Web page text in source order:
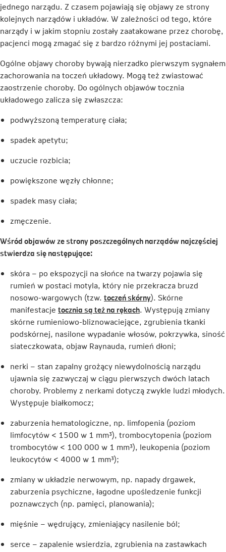
jednego narządu. Z czasem pojawiają się objawy ze strony
kolejnych narządów i układów. W zależności od tego, które
narządy i w jakim stopniu zostały zaatakowane przez chorobę,
pacjenci mogą zmagać się z bardzo różnymi jej postaciami.
Ogólne objawy choroby bywają nierzadko pierwszym sygnałem
zachorowania na toczeń układowy. Mogą też zwiastować
zaostrzenie choroby. Do ogólnych objawów tocznia
układowego zalicza się zwłaszcza:
podwyższoną temperaturę ciała;
spadek apetytu;
uczucie rozbicia;
powiększone węzły chłonne;
spadek masy ciała;
zmęczenie.
Wśród objawów ze strony poszczególnych narządów najczęściej
stwierdza się następujące:
skóra – po ekspozycji na słońce na twarzy pojawia się
rumień w postaci motyla, który nie przekracza bruzd
nosowo-wargowych (tzw. toczeń skórnyLink
otwiera
się
w
nowej
). Skórne
manifestacje tocznia są też na rękachLink
otwiera
się
w
karcie
. Występują zmiany
skórne rumieniowo-bliznowaciejące, zgrubienia tkanki
podskórnej, nasilone wypadanie włosów, pokrzywka, siność
siateczkowata, objaw Raynauda, rumień dłoni;
nerki – stan zapalny grożący niewydolnością narządu
ujawnia się zazwyczaj w ciągu pierwszych dwóch latach
choroby. Problemy z nerkami dotyczą zwykle ludzi młodych.
Występuje białkomocz;
zaburzenia hematologiczne, np. limfopenia (poziom
limfocytów < 1500 w 1 mm³), trombocytopenia (poziom
trombocytów < 100 000 w 1 mm³), leukopenia (poziom
leukocytów < 4000 w 1 mm³);
zmiany w układzie nerwowym, np. napady drgawek,
zaburzenia psychiczne, łagodne upośledzenie funkcji
poznawczych (np. pamięci, planowania);
mięśnie – wędrujący, zmieniający nasilenie ból;
serce – zapalenie wsierdzia, zgrubienia na zastawkach